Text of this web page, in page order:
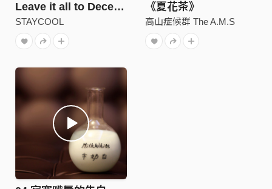
Leave it all to December x Orchestra
STAYCOOL
《夏花茶》
高山症候群 The A.M.S